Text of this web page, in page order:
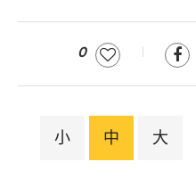
0
小 中 大